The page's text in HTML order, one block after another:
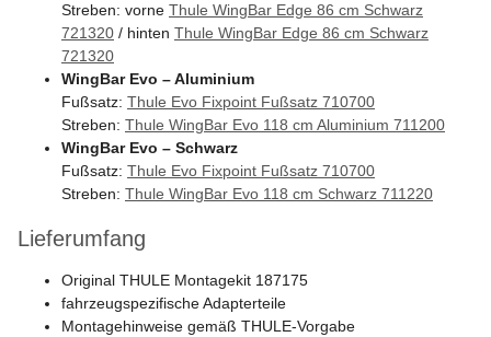
Streben: vorne Thule WingBar Edge 86 cm Schwarz
721320 / hinten Thule WingBar Edge 86 cm Schwarz
721320
WingBar Evo – Aluminium
Fußsatz: Thule Evo Fixpoint Fußsatz 710700
Streben: Thule WingBar Evo 118 cm Aluminium 711200
WingBar Evo – Schwarz
Fußsatz: Thule Evo Fixpoint Fußsatz 710700
Streben: Thule WingBar Evo 118 cm Schwarz 711220
Lieferumfang
Original THULE Montagekit 187175
fahrzeugspezifische Adapterteile
Montagehinweise gemäß THULE-Vorgabe